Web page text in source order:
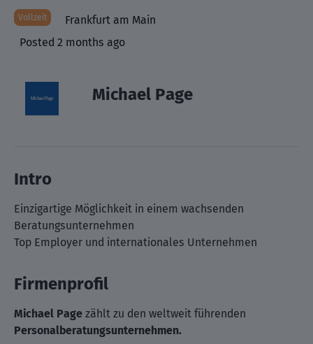
Vollzeit
Frankfurt am Main
Posted 2 months ago
Michael Page
Intro
Einzigartige Möglichkeit in einem wachsenden
Beratungsunternehmen
Top Employer und internationales Unternehmen
Firmenprofil
Michael Page zählt zu den weltweit führenden
Personalberatungsunternehmen.